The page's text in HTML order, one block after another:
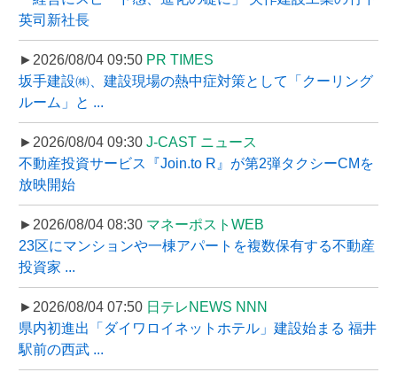
英司新社長
►2026/08/04 09:50 PR TIMES
坂手建設㈱、建設現場の熱中症対策として「クーリング
ルーム」と ...
►2026/08/04 09:30 J-CAST ニュース
不動産投資サービス『Join.to R』が第2弾タクシーCMを
放映開始
►2026/08/04 08:30 マネーポストWEB
23区にマンションや一棟アパートを複数保有する不動産
投資家 ...
►2026/08/04 07:50 日テレNEWS NNN
県内初進出「ダイワロイネットホテル」建設始まる 福井
駅前の西武 ...